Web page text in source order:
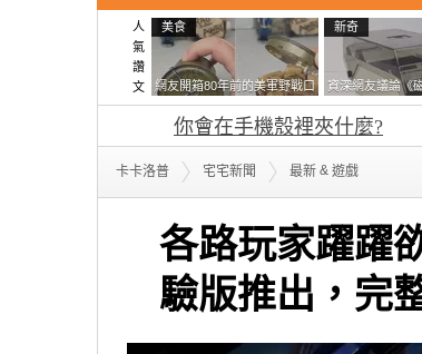
人
氣
讚
文
美食
網友開箱80年前的美軍野戰口
糧 罐頭本身保存良好，但裡
面的味道...
新奇
資深網友議論《
鎖有什麼用》想
走不就好了嗎？
你會在手機殼裡夾什麼?
卡卡洛普 宅宅新聞 最新 & 遊戲
各路玩家躍躍
驗版推出，完